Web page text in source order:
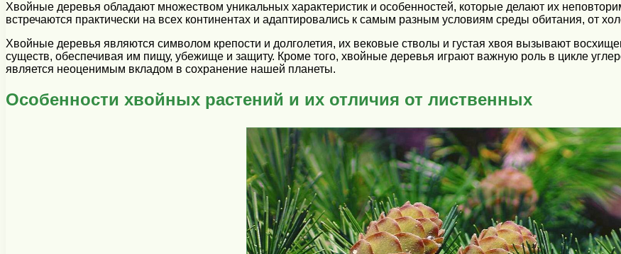
Хвойные деревья обладают множеством уникальных характеристик и особенностей, которые делают их
встречаются практически на всех континентах и адаптировались к самым разным условиям среды обитания, от
Хвойные деревья являются символом крепости и долголетия, их вековые стволы и густая хвоя вызывают
существ, обеспечивая им пищу, убежище и защиту. Кроме того, хвойные деревья играют важную роль в цикле
является неоценимым вкладом в сохранение нашей планеты.
Особенности хвойных растений и их отличия от лиственных